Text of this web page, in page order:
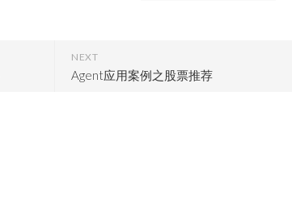
NEXT
Agent应用案例之股票推荐